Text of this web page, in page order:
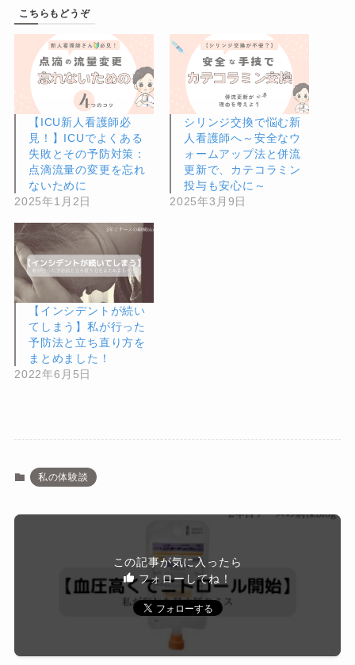
こちらもどうぞ
【ICU新人看護師必
見！】ICUでよくある
失敗とその予防対策：
点滴流量の変更を忘れ
ないために
2025年1月2日
シリンジ交換で悩む新
人看護師へ～安全なウ
ォームアップ法と併流
更新で、カテコラミン
投与も安心に～
2025年3月9日
【インシデントが続い
てしまう】私が行った
予防法と立ち直り方を
まとめました！
2022年6月5日
私の体験談
この記事が気に入ったら
フォローしてね！